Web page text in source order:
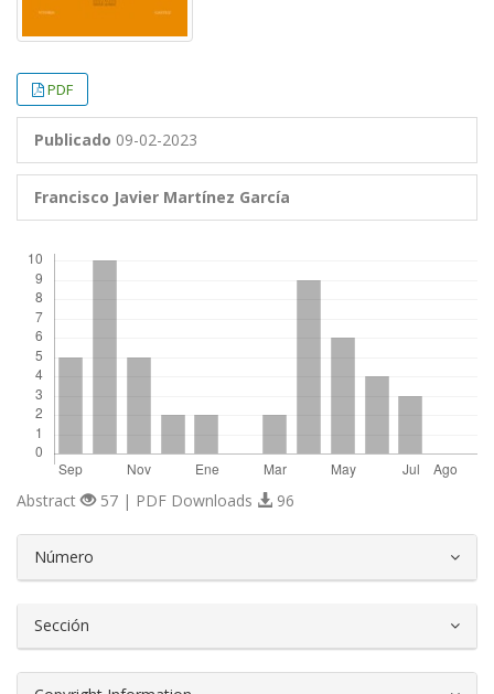
PDF
Publicado 09-02-2023
Francisco Javier Martínez García
Abstract 57 | PDF Downloads 96
Número
Sección